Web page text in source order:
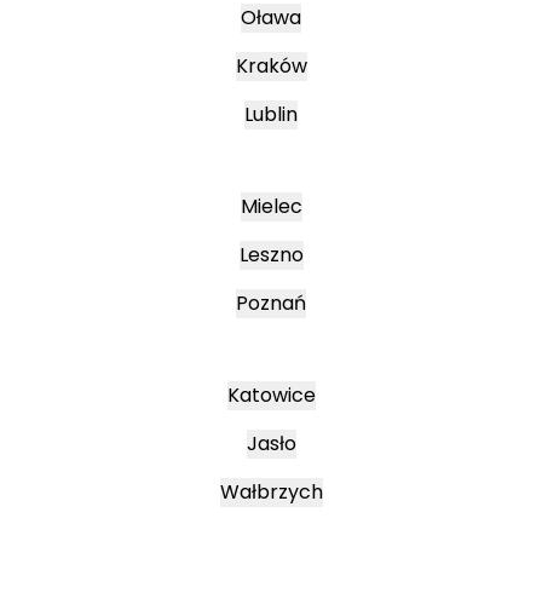
Oława
Kraków
Lublin
Mielec
Leszno
Poznań
Katowice
Jasło
Wałbrzych